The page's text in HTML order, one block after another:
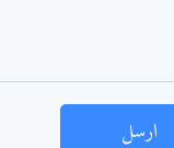
ارسل